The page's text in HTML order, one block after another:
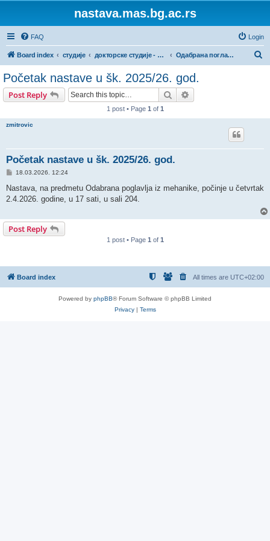
nastava.mas.bg.ac.rs
FAQ Login
Board index студије докторске студије - МИ Одабрана поглавља из механике (3170)
Početak nastave u šk. 2025/26. god.
Post Reply Search
1 post • Page 1 of 1
zmitrovic
Početak nastave u šk. 2025/26. god.
P
s
18.03.2026. 12:24
Nastava, na predmetu Odabrana poglavlja iz mehanike, počinje u četvrtak
2.4.2026. godine, u 17 sati, u sali 204.
Post Reply
1 post • Page 1 of 1
Board index All times are UTC+02:00
Powered by phpBB® Forum Software © phpBB Limited
Privacy| Terms